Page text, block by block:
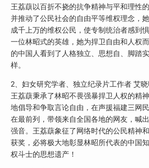
王荔蕻以百折不挠的抗争精神与平和理性
并推动了公民社会的自由平等维权理念，
成千上万的维权公民，使专制统治者感到
一位林昭式的英雄，她为捍卫自由和人权
的中国人看到了人格独立、思想自、脚踏
样。
2、妇女研究学者、独立纪录片工作者 艾晓
王荔蕻秉承了​林昭不畏强暴捍卫人权的精
地倡导和争取言论自由，在声援福建三网
在最前列​，带领来自全国各地的网友，喊
强音。王荔蕻象征了网络时代的公民精神
获奖，必将极大地彰显林昭所代表的中国
权斗士的思想遗产！